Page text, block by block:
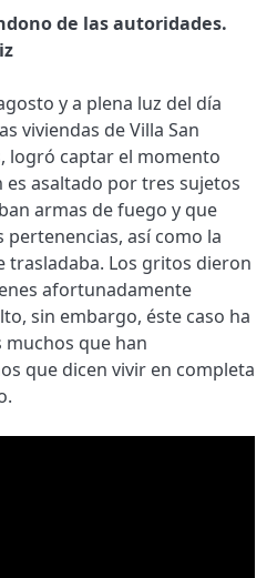
de las autoridades.
y a plena luz del día
viviendas de Villa San
logró captar el momento
asaltado por tres sujetos
armas de fuego y que
así como la
trasladaba. Los gritos dieron
afortunadamente
sin embargo, éste caso ha
que han
que dicen vivir en completa